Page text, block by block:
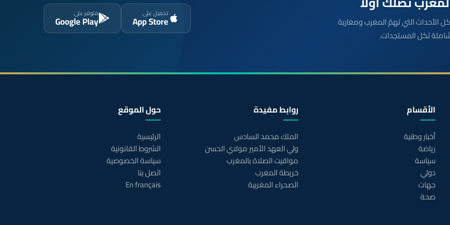
مباشرة لكل الأحداث التي تهمّ المغرب ومغاربة
لكل المستجدات.
تحميل على
App Store
متوفر على
Google Play
الأقسام
أخبار وطنية
رياضة
سياسة
دولي
جهات
صحة
روابط مفيدة
الملك محمد السادس
ولي العهد الأمير مولاي الحسن
مواقيت الصلاة بالمغرب
خريطة المغرب
الصحراء المغربية
حول الموقع
الرئيسية
الشروط القانونية
سياسة الخصوصية
اتصل بنا
En français